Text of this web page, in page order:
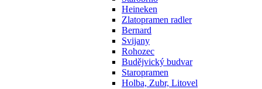
Heineken
Zlatopramen radler
Bernard
Svijany
Rohozec
Budějvický budvar
Staropramen
Holba, Zubr, Litovel